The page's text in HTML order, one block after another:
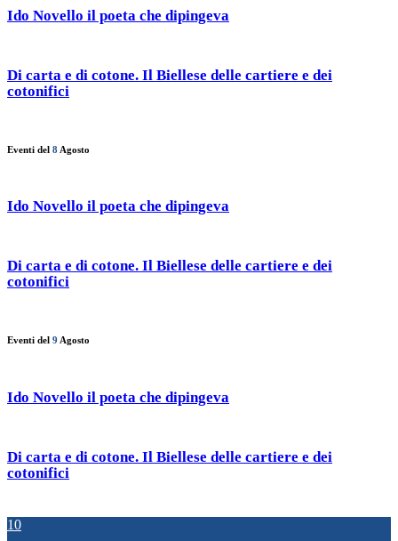
Ido Novello il poeta che dipingeva
Di carta e di cotone. Il Biellese delle cartiere e dei
cotonifici
Eventi del 8 Agosto
Ido Novello il poeta che dipingeva
Di carta e di cotone. Il Biellese delle cartiere e dei
cotonifici
Eventi del 9 Agosto
Ido Novello il poeta che dipingeva
Di carta e di cotone. Il Biellese delle cartiere e dei
cotonifici
10